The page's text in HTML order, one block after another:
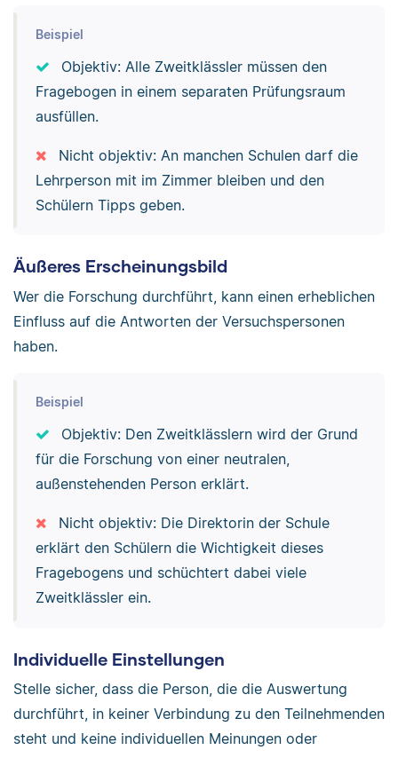
Beispiel
Objektiv: Alle Zweitklässler müssen den
Fragebogen in einem separaten Prüfungsraum
ausfüllen.
Nicht objektiv: An manchen Schulen darf die
Lehrperson mit im Zimmer bleiben und den
Schülern Tipps geben.
Äußeres Erscheinungsbild
Wer die Forschung durchführt, kann einen erheblichen
Einfluss auf die Antworten der Versuchspersonen
haben.
Beispiel
Objektiv: Den Zweitklässlern wird der Grund
für die Forschung von einer neutralen,
außenstehenden Person erklärt.
Nicht objektiv: Die Direktorin der Schule
erklärt den Schülern die Wichtigkeit dieses
Fragebogens und schüchtert dabei viele
Zweitklässler ein.
Individuelle Einstellungen
Stelle sicher, dass die Person, die die Auswertung
durchführt, in keiner Verbindung zu den Teilnehmenden
steht und keine individuellen Meinungen oder